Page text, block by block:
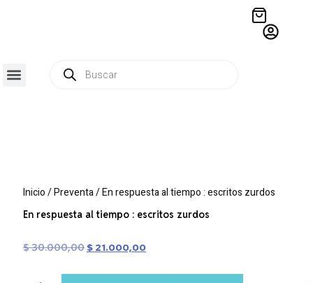
Inicio/Preventa/ En respuesta al tiempo : escritos zurdos
En respuesta al tiempo : escritos zurdos
$30.000,00 $ 21.000,00